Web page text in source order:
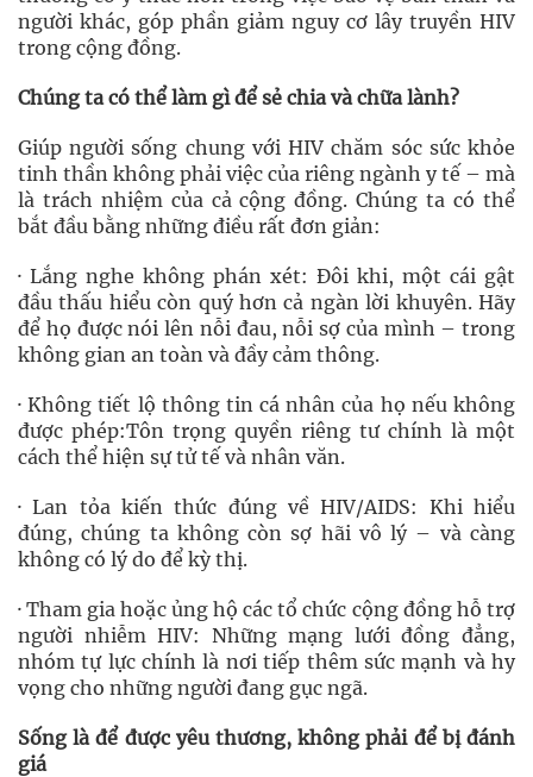
người khác, góp phần giảm nguy cơ lây truyền HIV
trong cộng đồng.
Chúng ta có thể làm gì để sẻ chia và chữa lành?
Giúp người sống chung với HIV chăm sóc sức khỏe
tinh thần không phải việc của riêng ngành y tế – mà
là trách nhiệm của cả cộng đồng. Chúng ta có thể
bắt đầu bằng những điều rất đơn giản:
· Lắng nghe không phán xét: Đôi khi, một cái gật
đầu thấu hiểu còn quý hơn cả ngàn lời khuyên. Hãy
để họ được nói lên nỗi đau, nỗi sợ của mình – trong
không gian an toàn và đầy cảm thông.
· Không tiết lộ thông tin cá nhân của họ nếu không
được phép:Tôn trọng quyền riêng tư chính là một
cách thể hiện sự tử tế và nhân văn.
· Lan tỏa kiến thức đúng về HIV/AIDS: Khi hiểu
đúng, chúng ta không còn sợ hãi vô lý – và càng
không có lý do để kỳ thị.
· Tham gia hoặc ủng hộ các tổ chức cộng đồng hỗ trợ
người nhiễm HIV: Những mạng lưới đồng đẳng,
nhóm tự lực chính là nơi tiếp thêm sức mạnh và hy
vọng cho những người đang gục ngã.
Sống là để được yêu thương, không phải để bị đánh
giá